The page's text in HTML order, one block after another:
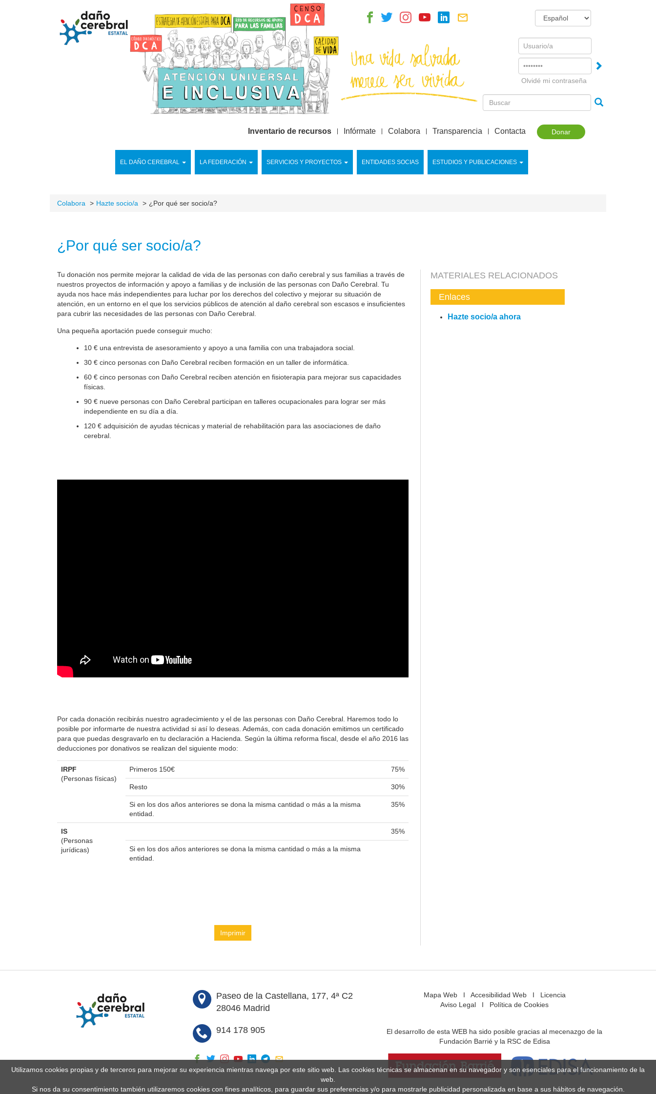
Username
Olvidé mi contraseña
Donar
EL DAÑO CEREBRAL LA FEDERACIÓN SERVICIOS Y PROYECTOS ENTIDADES SOCIAS ESTUDIOS Y PUBLICACIONES
Inventario de recursos Infórmate Colabora Transparencia Contacta
Colabora Hazte socio/a ¿Por qué ser socio/a?
¿Por qué ser socio/a?
Tu donación nos permite mejorar la calidad de vida de las personas con daño cerebral y sus familias a través de
nuestros proyectos de información y apoyo a familias y de inclusión de las personas con Daño Cerebral. Tu
ayuda nos hace más independientes para luchar por los derechos del colectivo y mejorar su situación de
atención, en un entorno en el que los servicios públicos de atención al daño cerebral son escasos e insuficientes
para cubrir las necesidades de las personas con Daño Cerebral.
Una pequeña aportación puede conseguir mucho:
10 € una entrevista de asesoramiento y apoyo a una familia con una trabajadora social.
30 € cinco personas con Daño Cerebral reciben formación en un taller de informática.
60 € cinco personas con Daño Cerebral reciben atención en fisioterapia para mejorar sus capacidades
físicas.
90 € nueve personas con Daño Cerebral participan en talleres ocupacionales para lograr ser más
independiente en su día a día.
120 € adquisición de ayudas técnicas y material de rehabilitación para las asociaciones de daño
cerebral.
Por cada donación recibirás nuestro agradecimiento y el de las personas con Daño Cerebral. Haremos todo lo
posible por informarte de nuestra actividad si así lo deseas. Además, con cada donación emitimos un certificado
para que puedas desgravarlo en tu declaración a Hacienda. Según la última reforma fiscal, desde el año 2016 las
deducciones por donativos se realizan del siguiente modo:
IRPF
(Personas físicas)
Primeros 150€ 75%
Resto 30%
Si en los dos años anteriores se dona la misma cantidad o más a la misma
entidad.
35%
IS
(Personas
jurídicas)
35%
Si en los dos años anteriores se dona la misma cantidad o más a la misma
entidad.
Imprimir
MATERIALES RELACIONADOS
Enlaces
Hazte socio/a ahora
Paseo de la Castellana, 177, 4ª C2
28046 Madrid
914 178 905
Mapa WebI Accesibilidad WebI Licencia
Aviso Legal I Política de Cookies
El desarrollo de esta WEB ha sido posible gracias al mecenazgo de la
Fundación Barrié y la RSC de Edisa
Utilizamos cookies propias y de terceros para mejorar su experiencia mientras navega por este sitio web. Las cookies técnicas se almacenan en su navegador y son esenciales para el funcionamiento de la
web.
Si nos da su consentimiento también utilizaremos cookies con fines analíticos, para guardar sus preferencias y/o para mostrarle publicidad personalizada en base a sus hábitos de navegación.